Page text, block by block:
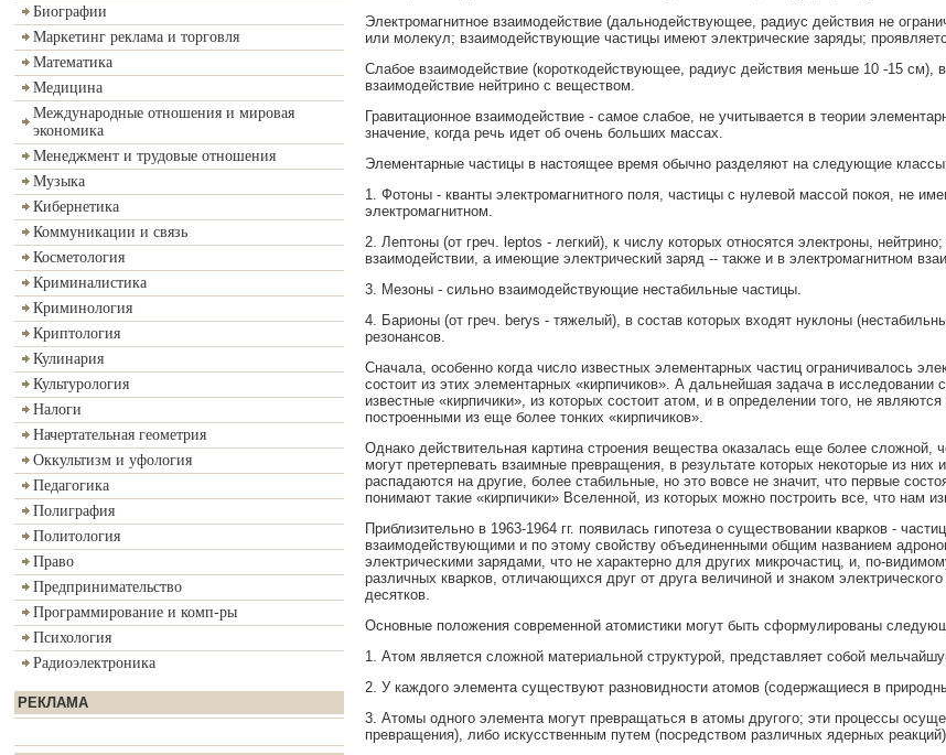
Биографии
Маркетинг реклама и торговля
Математика
Медицина
Международные отношения и мировая
экономика
Менеджмент и трудовые отношения
Музыка
Кибернетика
Коммуникации и связь
Косметология
Криминалистика
Криминология
Криптология
Кулинария
Культурология
Налоги
Начертательная геометрия
Оккультизм и уфология
Педагогика
Полиграфия
Политология
Право
Предпринимательство
Программирование и комп-ры
Психология
Радиоэлектроника
РЕКЛАМА
Электромагнитное взаимодействие (дальнодействующее, радиус действия не
или молекул; взаимодействующие частицы имеют электрические заряды;
Слабое взаимодействие (короткодействующее, радиус действия меньше 10 -15 см),
взаимодействие нейтрино с веществом.
Гравитационное взаимодействие - самое слабое, не учитывается в теории
значение, когда речь идет об очень больших массах.
Элементарные частицы в настоящее время обычно разделяют на следующие
1. Фотоны - кванты электромагнитного поля, частицы с нулевой массой покоя, не
электромагнитном.
2. Лептоны (от греч. leptos - легкий), к числу которых относятся электроны,
взаимодействии, а имеющие электрический заряд -- также и в электромагнитном
3. Мезоны - сильно взаимодействующие нестабильные частицы.
4. Барионы (от греч. berys - тяжелый), в состав которых входят нуклоны
резонансов.
Сначала, особенно когда число известных элементарных частиц ограничивалось
состоит из этих элементарных «кирпичиков». А дальнейшая задача в
известные «кирпичики», из которых состоит атом, и в определении того, не
построенными из еще более тонких «кирпичиков».
Однако действительная картина строения вещества оказалась еще более
могут претерпевать взаимные превращения, в результате которых некоторые из
распадаются на другие, более стабильные, но это вовсе не значит, что первые
понимают такие «кирпичики» Вселенной, из которых можно построить все, что нам
Приблизительно в 1963-1964 гг. появилась гипотеза о существовании кварков -
взаимодействующими и по этому свойству объединенными общим названием
электрическими зарядами, что не характерно для других микрочастиц, и, по-
различных кварков, отличающихся друг от друга величиной и знаком
десятков.
Основные положения современной атомистики могут быть сформулированы
1. Атом является сложной материальной структурой, представляет собой
2. У каждого элемента существуют разновидности атомов (содержащиеся в
3. Атомы одного элемента могут превращаться в атомы другого; эти процессы
превращения), либо искусственным путем (посредством различных ядерных реакций).